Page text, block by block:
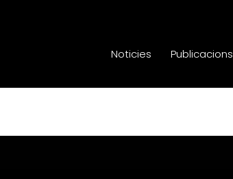
Noticies Publicacions